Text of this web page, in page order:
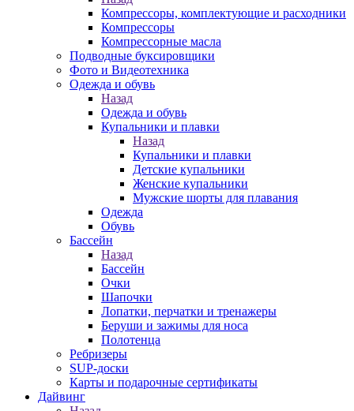
Компрессоры, комплектующие и расходники
Компрессоры
Компрессорные масла
Подводные буксировщики
Фото и Видеотехника
Одежда и обувь
Назад
Одежда и обувь
Купальники и плавки
Назад
Купальники и плавки
Детские купальники
Женские купальники
Мужские шорты для плавания
Одежда
Обувь
Бассейн
Назад
Бассейн
Очки
Шапочки
Лопатки, перчатки и тренажеры
Беруши и зажимы для носа
Полотенца
Ребризеры
SUP-доски
Карты и подарочные сертификаты
Дайвинг